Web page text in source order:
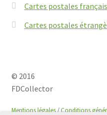
Cartes postales
Cartes postales
© 2016
FDCollector
Mentions légales/Conditions